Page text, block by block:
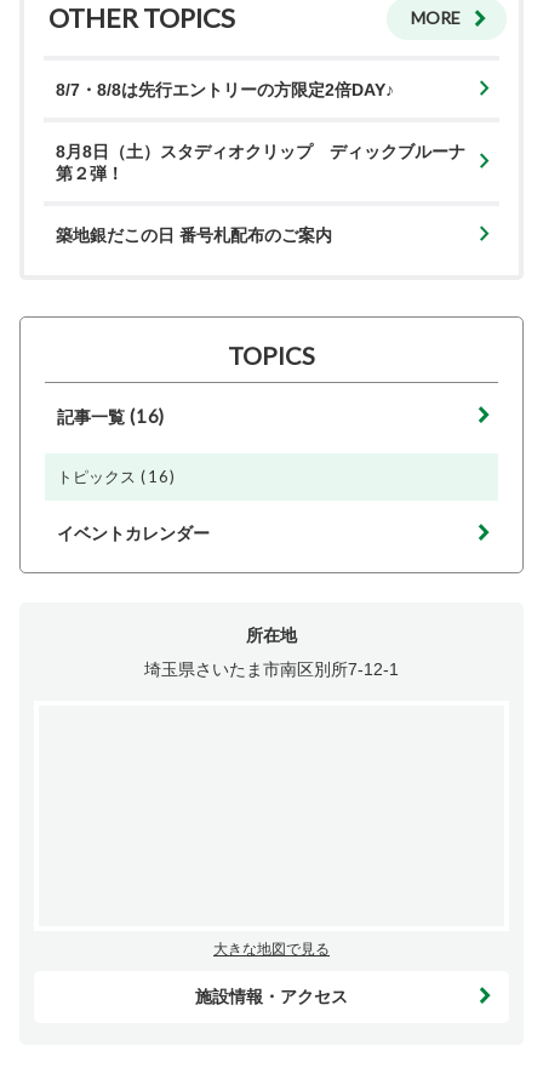
OTHER TOPICS MORE
8/7・8/8は先行エントリーの方限定2倍DAY♪
8月8日（土）スタディオクリップ ディックブルーナ
第２弾！
築地銀だこの日 番号札配布のご案内
TOPICS
記事一覧 (16)
トピックス (16)
イベントカレンダー
所在地
埼玉県さいたま市南区別所7-12-1
大きな地図で見る
施設情報・アクセス